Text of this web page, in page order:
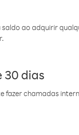
ao adquirir
30 dias
fazer chamadas